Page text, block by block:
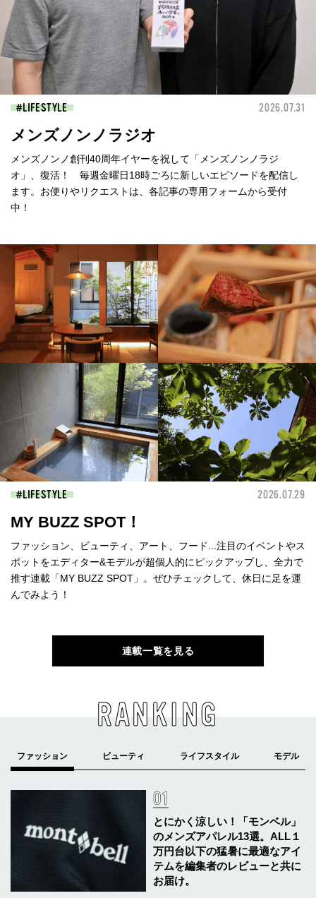
LIFESTYLE 2026.07.31
メンズノンノラジオ
メンズノンノ創刊40周年イヤーを祝して「メンズノンノラジ
オ」、復活！ 毎週金曜日18時ごろに新しいエピソードを配信し
ます。お便りやリクエストは、各記事の専用フォームから受付
中！
LIFESTYLE 2026.07.29
MY BUZZ SPOT！
ファッション、ビューティ、アート、フード...注目のイベントやス
ポットをエディター&モデルが超個人的にピックアップし、全力で
推す連載「MY BUZZ SPOT」。ぜひチェックして、休日に足を運
んでみよう！
連載一覧を見る
RANKING
とにかく涼しい！「モンベル」
のメンズアパレル13選。ALL１
万円台以下の猛暑に最適なアイ
テムを編集者のレビューと共に
お届け。